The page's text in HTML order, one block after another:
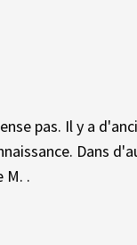
pas. Il y a
Dans
M. .